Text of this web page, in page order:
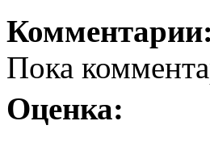
Комментарии:
Пока
Оценка: